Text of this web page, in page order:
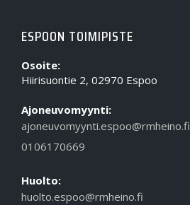
ESPOON TOIMIPISTE
Osoite:
Hiirisuontie 2, 02970 Espoo
Ajoneuvomyynti:
ajoneuvomyynti.espoo@rmheino.fi
0106170669
Huolto:
huolto.espoo@rmheino.fi